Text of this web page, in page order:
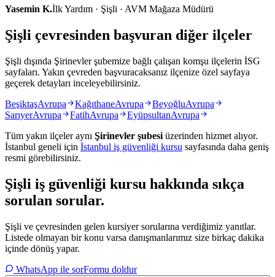
Yasemin K.İlk Yardım · Şişli · AVM Mağaza Müdürü
Şişli çevresinden başvuran diğer ilçeler
Şişli dışında Şirinevler şubemize bağlı çalışan komşu ilçelerin İSG
sayfaları. Yakın çevreden başvuracaksanız ilçenize özel sayfaya
geçerek detayları inceleyebilirsiniz.
BeşiktaşAvrupa KağıthaneAvrupa BeyoğluAvrupa
SarıyerAvrupa FatihAvrupa EyüpsultanAvrupa
Tüm yakın ilçeler aynı Şirinevler şubesi üzerinden hizmet alıyor.
İstanbul geneli için İstanbul iş güvenliği kursu sayfasında daha geniş
resmi görebilirsiniz.
Şişli iş güvenliği kursu hakkında sıkça
sorulan sorular.
Şişli ve çevresinden gelen kursiyer sorularına verdiğimiz yanıtlar.
Listede olmayan bir konu varsa danışmanlarımız size birkaç dakika
içinde dönüş yapar.
WhatsApp ile sorFormu doldur